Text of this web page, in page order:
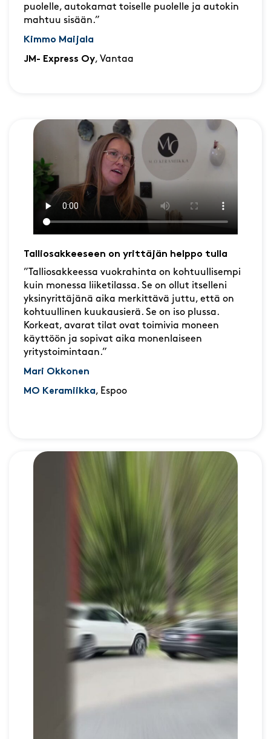
puolelle, autokamat toiselle puolelle ja autokin
mahtuu sisään.”
Kimmo Maijala
JM- Express Oy, Vantaa
Talliosakkeeseen on yrittäjän helppo tulla
”Talliosakkeessa vuokrahinta on kohtuullisempi
kuin monessa liiketilassa. Se on ollut itselleni
yksinyrittäjänä aika merkittävä juttu, että on
kohtuullinen kuukausierä. Se on iso plussa.
Korkeat, avarat tilat ovat toimivia moneen
käyttöön ja sopivat aika monenlaiseen
yritystoimintaan.”
Mari Okkonen
MO Keramiikka, Espoo